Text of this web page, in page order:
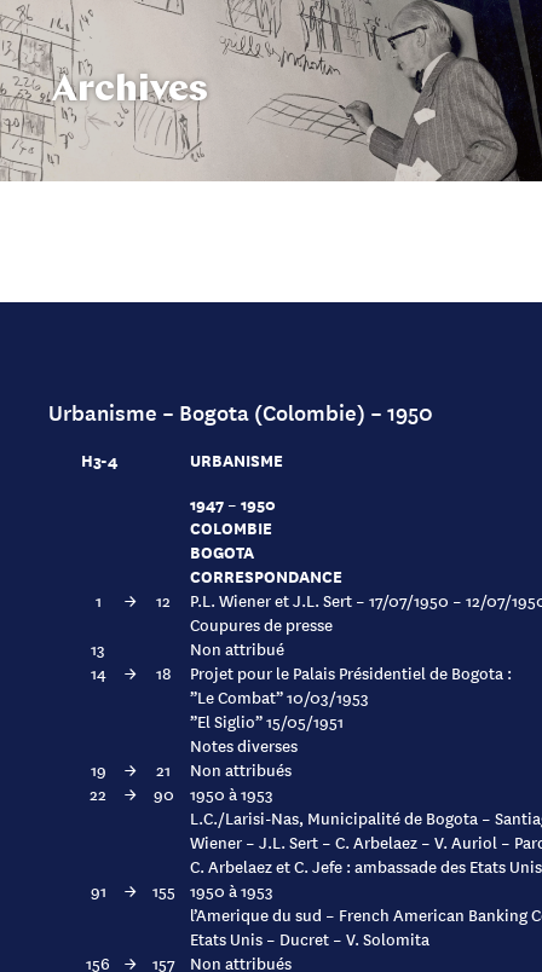
Archives
Urbanisme – Bogota (Colombie) – 1950
H3-4
URBANISME
1947 – 1950
COLOMBIE
BOGOTA
CORRESPONDANCE
1 → 12
P.L. Wiener et J.L. Sert – 17/07/1950 – 12/07/
Coupures de presse
13
Non attribué
14
→ 18
Projet pour le Palais Présidentiel de Bogota :
”Le Combat” 10/03/1953
”El Siglio” 15/05/1951
Notes diverses
19
→ 21
Non attribués
22
→ 90
1950 à 1953
L.C./Larisi-Nas, Municipalité de Bogota –
Wiener – J.L. Sert – C. Arbelaez – V. Auriol –
C. Arbelaez et C. Jefe : ambassade des Etats Unis
91
→ 155
1950 à 1953
l’Amerique du sud – French American Banking
Etats Unis – Ducret – V. Solomita
156
→ 157
Non attribués